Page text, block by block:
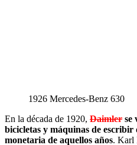
1926 Mercedes-Benz 630
En la década de 1920, Daimler se
bicicletas y máquinas de
monetaria de aquellos años. Karl